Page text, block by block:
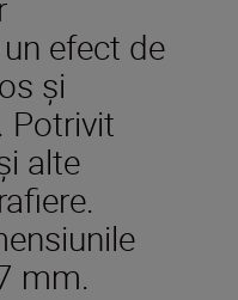
efect de
şi
Potrivit
alte
mm.